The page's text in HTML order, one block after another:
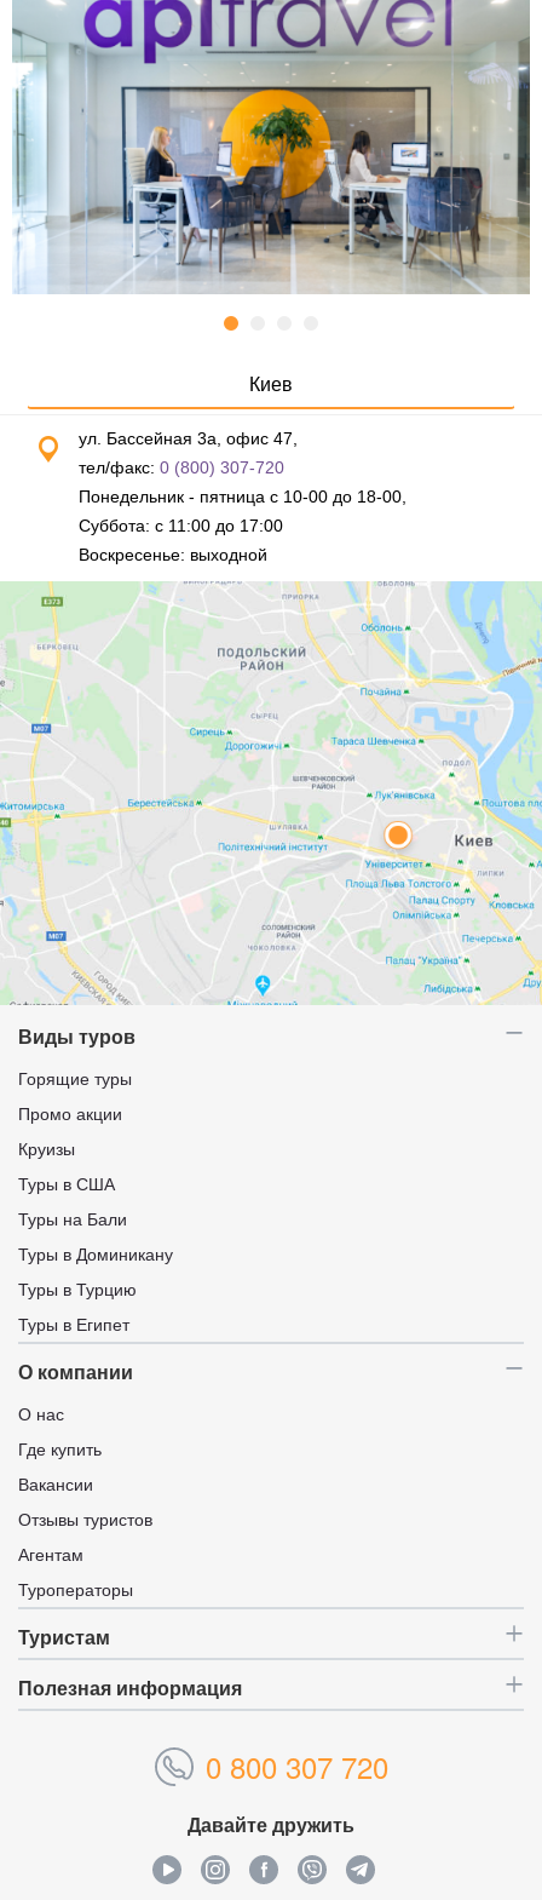
Киев
ул. Бассейная 3а, офис 47,
тел/факс: 0 (800) 307-720
Понедельник - пятница с 10-00 до 18-00,
Суббота: с 11:00 до 17:00
Воскресенье: выходной
Виды туров
Горящие туры
Промо акции
Круизы
Туры в США
Туры на Бали
Туры в Доминикану
Туры в Турцию
Туры в Египет
О компании
О нас
Где купить
Вакансии
Отзывы туристов
Агентам
Туроператоры
Туристам
Полезная информация
0 800 307 720
Давайте дружить